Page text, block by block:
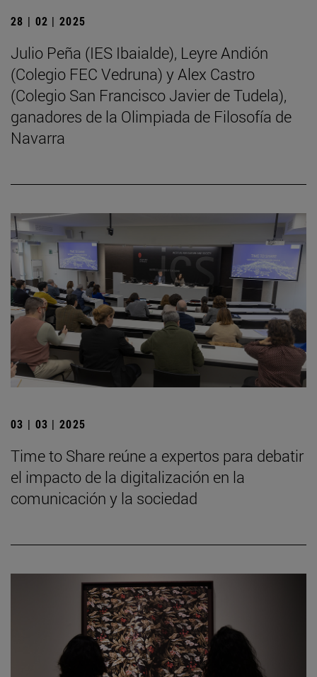
28 | 02 | 2025
Julio Peña (IES Ibaialde), Leyre Andión
(Colegio FEC Vedruna) y Alex Castro
(Colegio San Francisco Javier de Tudela),
ganadores de la Olimpiada de Filosofía de
Navarra
03 | 03 | 2025
Time to Share reúne a expertos para debatir
el impacto de la digitalización en la
comunicación y la sociedad